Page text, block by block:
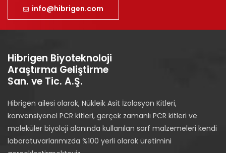
info@hibrigen.com
Hibrigen Biyoteknoloji
Araştırma Geliştirme
San. ve Tic. A.Ş.
Hibrigen ailesi olarak, Nükleik Asit İzolasyon Kitleri,
konvansiyonel PCR kitleri, gerçek zamanlı PCR kitleri ve
moleküler biyoloji alanında kullanılan sarf malzemeleri kendi
laboratuvarlarımızda %100 yerli olarak üretimini